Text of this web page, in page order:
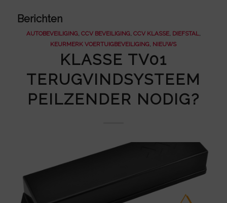
Berichten
AUTOBEVEILIGING, CCV BEVEILIGING, CCV KLASSE, DIEFSTAL,
KEURMERK VOERTUIGBEVEILIGING, NIEUWS
KLASSE TV01
TERUGVINDSYSTEEM
PEILZENDER NODIG?